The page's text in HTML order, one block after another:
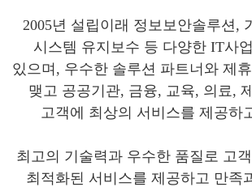
2005년 설립이래 정보보안솔루션,
시스템 유지보수 등 다양한 IT사
있으며, 우수한 솔루션 파트너와 제
맺고 공공기관, 금융, 교육, 의료,
고객에 최상의 서비스를 제공하
최고의 기술력과 우수한 품질로 고
최적화된 서비스를 제공하고 만족